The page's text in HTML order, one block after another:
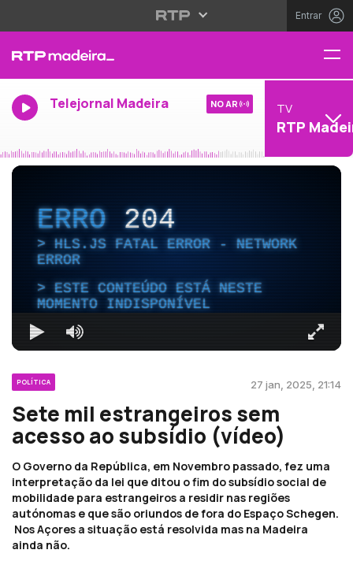
Entrar
Telejornal Madeira NO AR TV
RTP
ERRO204
HLS.JS FATAL ERROR - NETWORK
ERROR
ESTE CONTEÚDO ESTÁ NESTE
MOMENTO INDISPONÍVEL
POLÍTICA 27 jan, 2025, 21:14
Sete mil estrangeiros sem
acesso ao subsídio (vídeo)
O Governo da República, em Novembro passado, fez uma
interpretação da lei que ditou o fim do subsídio social de
mobilidade para estrangeiros a residir nas regiões
autónomas e que são oriundos de fora do Espaço Schegen.
Nos Açores a situação está resolvida mas na Madeira
ainda não.